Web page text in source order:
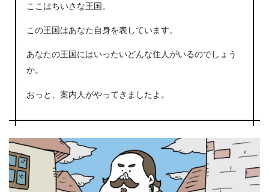
ここはちいさな王国。
この王国はあなた自身を表しています。
あなたの王国にはいったいどんな住人がいるのでしょう
か。
おっと、案内人がやってきましたよ。